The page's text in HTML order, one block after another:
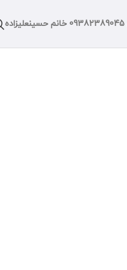
09382389045 خانم حسینعلیزاده